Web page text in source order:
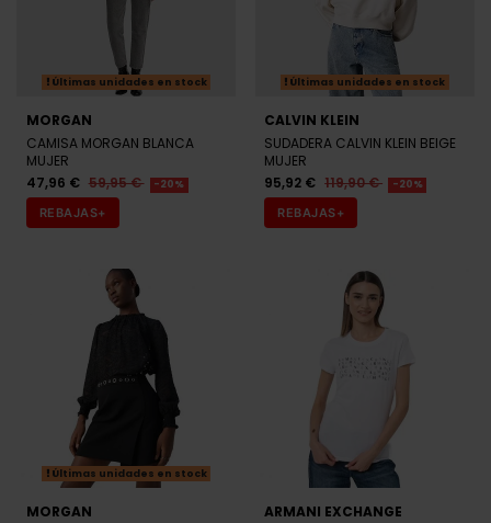
Últimas unidades en stock
MORGAN
CAMISA MORGAN BLANCA
MUJER
47,96 € 59,95 € -20%
REBAJAS+
Últimas unidades en stock
CALVIN KLEIN
SUDADERA CALVIN KLEIN BEIGE
MUJER
95,92 € 119,90 € -20%
REBAJAS+
Últimas unidades en stock
MORGAN
ARMANI EXCHANGE